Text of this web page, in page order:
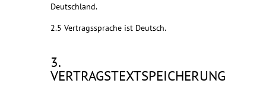
Deutschland.
2.5 Vertragssprache ist Deutsch.
3.
VERTRAGSTEXTSPEICHERUNG